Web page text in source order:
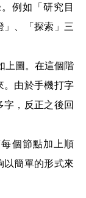
例如「研究目
」、「探索」三
上圖。在這個階
。由於手機打字
字，反正之後回
個節點加上順
以簡單的形式來